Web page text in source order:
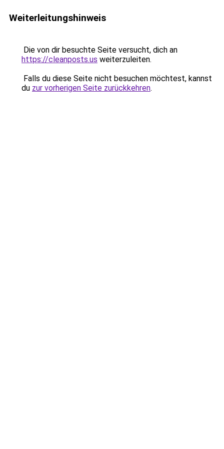
Weiterleitungshinweis
Die von dir besuchte Seite versucht, dich an
https://cleanposts.us weiterzuleiten.
Falls du diese Seite nicht besuchen möchtest, kannst
du zur vorherigen Seite zurückkehren.